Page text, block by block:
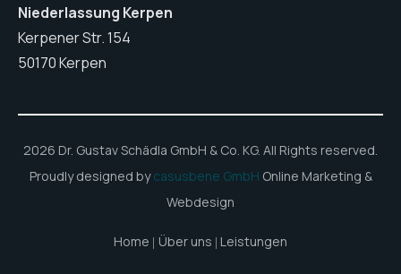
Niederlassung Kerpen
Kerpener Str. 154
50170 Kerpen
2026 Dr. Gustav Schädla GmbH & Co. KG. All Rights reserved.
Proudly designed bycasusbene GmbH Online Marketing &
Webdesign
Home Über uns Leistungen